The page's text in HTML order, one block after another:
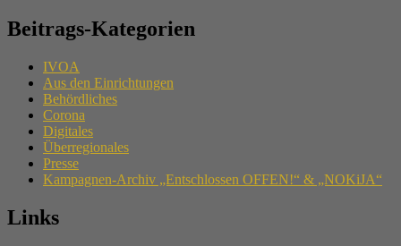
Beitrags-Kategorien
IVOA
Aus den Einrichtungen
Behördliches
Corona
Digitales
Überregionales
Presse
Kampagnen-Archiv „Entschlossen OFFEN!“ & „NOKiJA“
Links